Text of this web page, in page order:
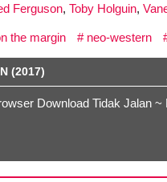
Ferguson, Toby Holguin,
the margin neo-western
(2017)
Download Tidak Jalan ~